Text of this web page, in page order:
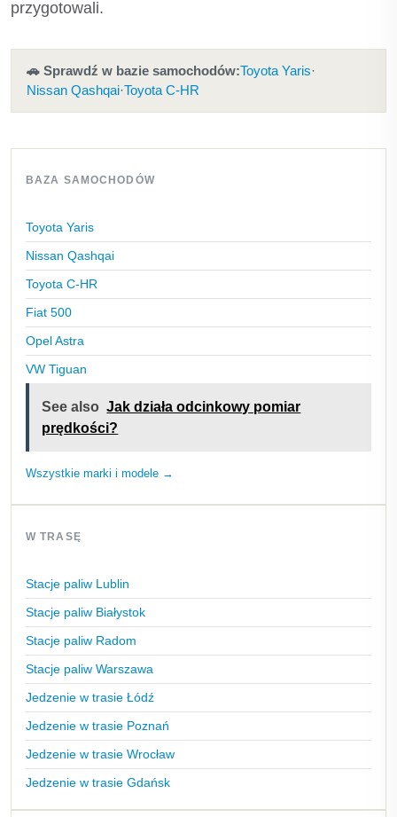
przygotowali.
🚗 Sprawdź w bazie samochodów:Toyota Yaris·
Nissan Qashqai·Toyota C-HR
BAZA SAMOCHODÓW
Toyota Yaris
Nissan Qashqai
Toyota C-HR
Fiat 500
Opel Astra
VW Tiguan
See also Jak działa odcinkowy pomiar
prędkości?
Wszystkie marki i modele →
W TRASĘ
Stacje paliw Lublin
Stacje paliw Białystok
Stacje paliw Radom
Stacje paliw Warszawa
Jedzenie w trasie Łódź
Jedzenie w trasie Poznań
Jedzenie w trasie Wrocław
Jedzenie w trasie Gdańsk